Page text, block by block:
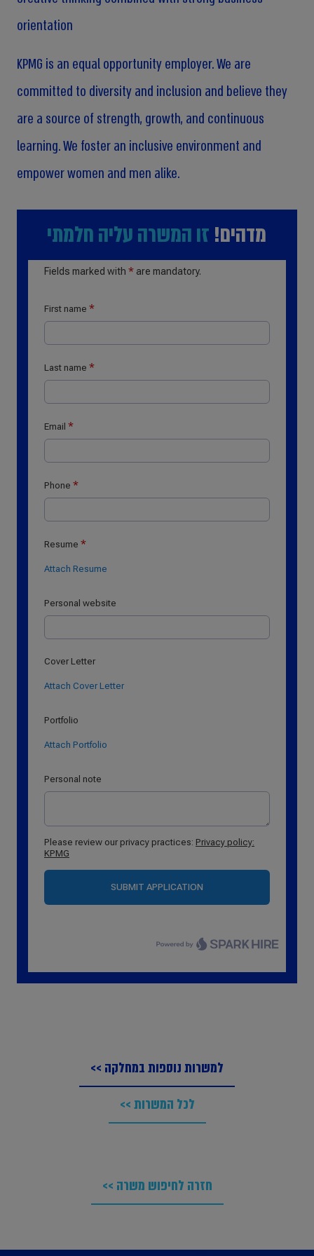
orientation
KPMG is an equal opportunity employer. We are
committed to diversity and inclusion and believe they
are a source of strength, growth, and continuous
learning. We foster an inclusive environment and
empower women and men alike.
מדהים! זו המשרה עליה חלמתי
למשרות נוספות במחלקה >>
לכל המשרות >>
חזרה לחיפוש משרה >>